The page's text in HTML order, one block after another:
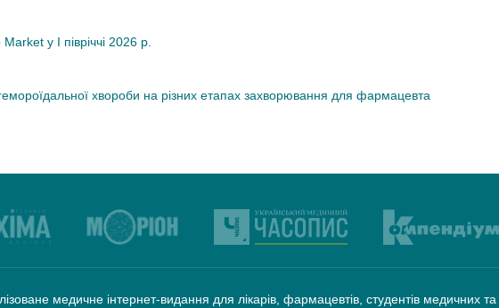
у I півріччі 2026 р.
хвороби на різних етапах захворювання для фармацевта
медичне інтернет-видання для лікарів, фармацевтів, студентів медичних